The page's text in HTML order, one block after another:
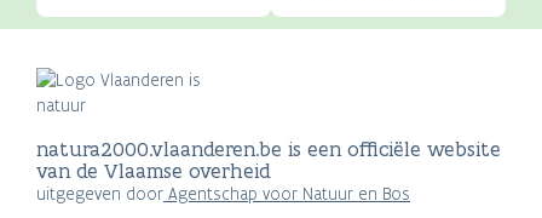
natura2000.vlaanderen.be is een officiële website
van de Vlaamse overheid
uitgegeven door Agentschap voor Natuur en Bos